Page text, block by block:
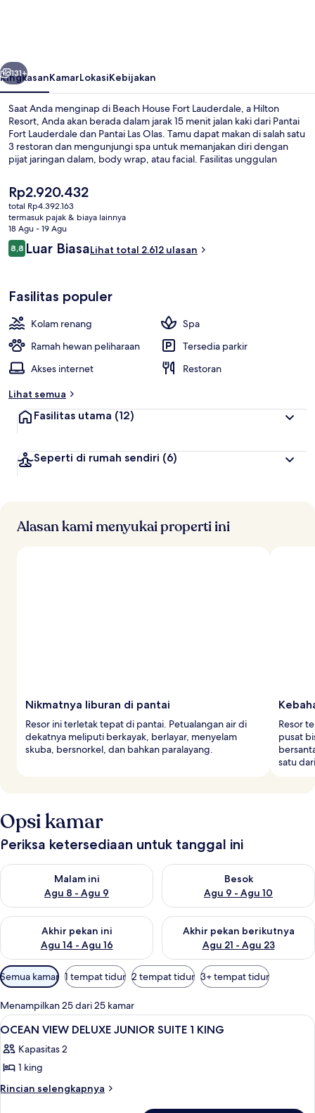
Hilton
Resort
Berikutnya
131+
RingkasanKamarLokasiKebijakan
Saat Anda menginap di Beach House Fort Lauderdale, a Hilton
Resort, Anda akan berada dalam jarak 15 menit jalan kaki dari Pantai
Fort Lauderdale dan Pantai Las Olas. Tamu dapat makan di salah satu
3 restoran dan mengunjungi spa untuk memanjakan diri dengan
pijat jaringan dalam, body wrap, atau facial. Fasilitas unggulan
kolam renang. Para traveler menyukai kolam renang dan staf.
Harga
saat
ini
Rp2.920.432
Rp2.920.432
total Rp4.392.163
termasuk pajak & biaya lainnya
18 Agu - 19 Agu
Ulasan
8,88,8 dari 10
Luar BiasaLihat total 2.612 ulasan
Fasilitas populer
Kolam renang
Spa
Ramah hewan peliharaan
Tersedia parkir
Akses internet
Restoran
Lihat semua
Fasilitas utama (12)
Seperti di rumah sendiri (6)
Alasan kami menyukai properti ini
Nikmatnya liburan di pantai
Resor ini terletak tepat di pantai. Petualangan air di
dekatnya meliputi berkayak, berlayar, menyelam
skuba, bersnorkel, dan bahkan paralayang.
Resor
pusat
satu
Opsi kamar
Periksa ketersediaan untuk tanggal ini
Malam ini
Agu 8 - Agu 9
Periksa ketersediaan untuk malam ini Agu 8 - Agu 9
Besok
Agu 9 - Agu 10
Periksa ketersediaan untuk
Akhir pekan ini
Agu 14 - Agu 16
Periksa ketersediaan untuk akhir pekan ini Agu 14 - Agu 16
Akhir pekan berikutnya
Agu 21 - Agu 23
Periksa ketersediaan untuk
Filter
tersedia
untuk
kamar
Semua kamar 1 tempat tidur 2 tempat tidur 3+ tempat tidur
Menampilkan 25 dari 25 kamar
Lihat
semua
foto
untuk
OCEAN
Seprai premium, bantalan ekstra
10
OCEAN VIEW DELUXE JUNIOR SUITE 1 KING
Kapasitas 2
1 king
Rincian selengkapnya
Rincian